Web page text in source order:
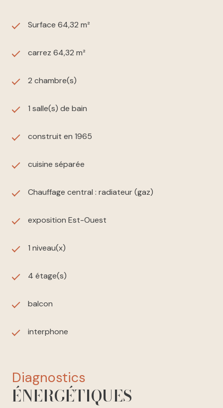
Surface 64,32 m²
carrez 64,32 m²
2 chambre(s)
1 salle(s) de bain
construit en 1965
cuisine séparée
Chauffage central : radiateur (gaz)
exposition Est-Ouest
1 niveau(x)
4 étage(s)
balcon
interphone
diagnostics
ÉNERGÉTIQUES